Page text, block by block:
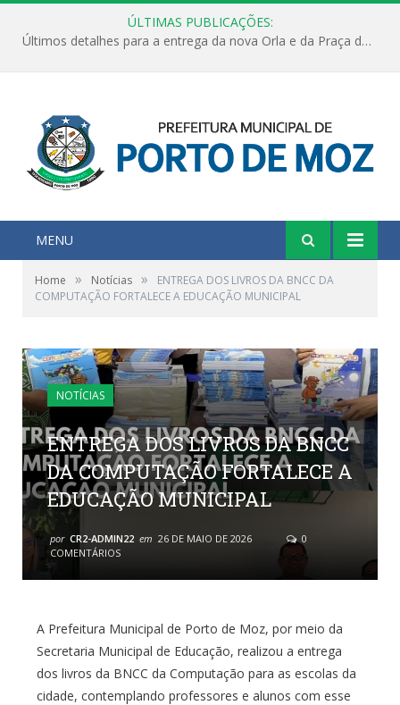
ÚLTIMAS PUBLICAÇÕES:
Últimos detalhes para a entrega da nova Orla e da Praça do Praião
MENU
Home » Notícias »
ENTREGA DOS LIVROS DA BNCC DA
COMPUTAÇÃO FORTALECE A EDUCAÇÃO MUNICIPAL
NOTÍCIAS
ENTREGA DOS LIVROS DA BNCC
DA COMPUTAÇÃO FORTALECE A
EDUCAÇÃO MUNICIPAL
por CR2-ADMIN22 em 26 DE MAIO DE 2026
0
COMENTÁRIOS
A Prefeitura Municipal de Porto de Moz, por meio da
Secretaria Municipal de Educação, realizou a entrega
dos livros da BNCC da Computação para as escolas da
cidade, contemplando professores e alunos com esse